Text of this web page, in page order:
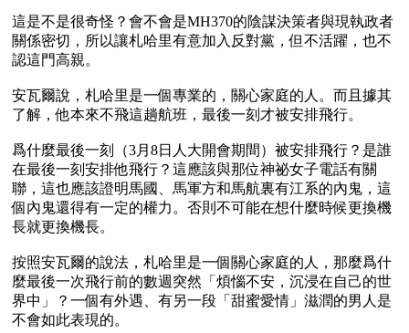
這是不是很奇怪？會不會是MH370的陰謀決策者與現執政者
關係密切，所以讓札哈里有意加入反對黨，但不活躍，也不
認這門高親。
安瓦爾說，札哈里是一個專業的，關心家庭的人。而且據其
了解，他本來不飛這趟航班，最後一刻才被安排飛行。
爲什麼最後一刻（3月8日人大開會期間）被安排飛行？是誰
在最後一刻安排他飛行？這應該與那位神祕女子電話有關
聯，這也應該證明馬國、馬軍方和馬航裏有江系的內鬼，這
個內鬼還得有一定的權力。否則不可能在想什麼時候更換機
長就更換機長。
按照安瓦爾的說法，札哈里是一個關心家庭的人，那麼爲什
麼最後一次飛行前的數週突然「煩惱不安，沉浸在自己的世
界中」？一個有外遇、有另一段「甜蜜愛情」滋潤的男人是
不會如此表現的。